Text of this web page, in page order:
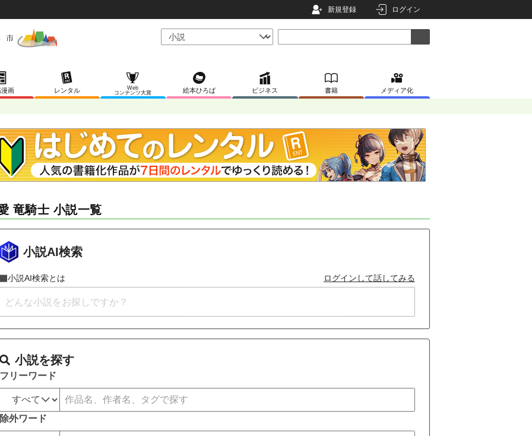
新規登録 ログイン
画 レンタル
Web
コンテンツ大賞
絵本ひろば ビジネス 書籍 メディア化
竜騎士 小説一覧
小説AI検索
小説AI検索とは ログインして話してみる
小説を探す
フリーワード
除外ワード